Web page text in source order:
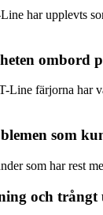
har upplevts
ombord
Line färjorna har
som
som har rest
och